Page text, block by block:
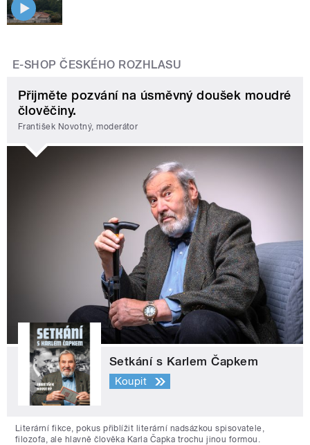
E-SHOP ČESKÉHO ROZHLASU
Přijměte pozvání na úsměvný doušek moudré
člověčiny.
František Novotný, moderátor
Setkání s Karlem Čapkem
Koupit
Literární fikce, pokus přiblížit literární nadsázkou spisovatele,
filozofa, ale hlavně člověka Karla Čapka trochu jinou formou.